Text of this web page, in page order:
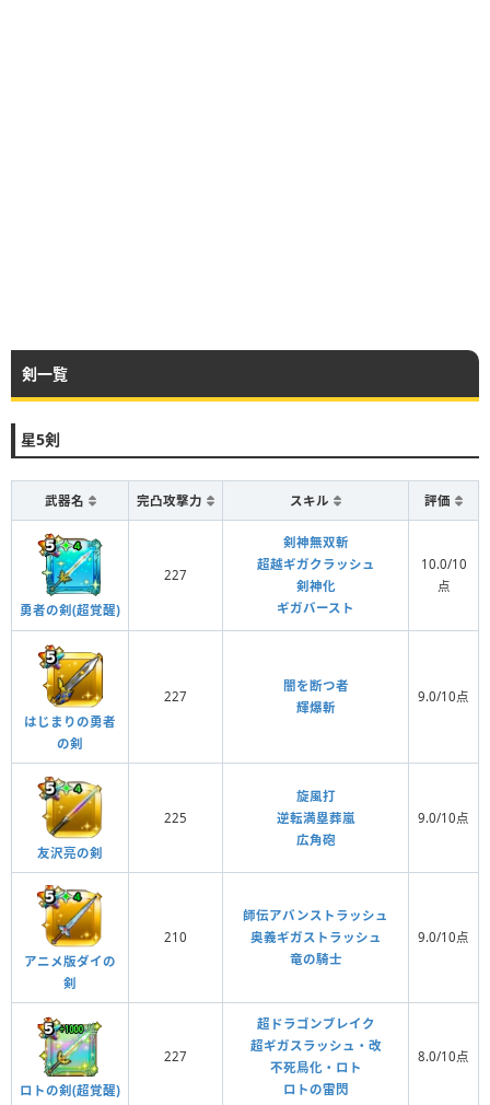
剣一覧
星5剣
武器名 完凸攻撃力 スキル 評価
勇者の剣(超覚醒)
227
剣神無双斬
超越ギガクラッシュ
剣神化
ギガバースト
10.0/10
点
はじまりの勇者
の剣
227
闇を断つ者
輝爆斬
9.0/10点
友沢亮の剣
225
旋風打
逆転満塁葬嵐
広角砲
9.0/10点
アニメ版ダイの
剣
210
師伝アバンストラッシュ
奥義ギガストラッシュ
竜の騎士
9.0/10点
ロトの剣(超覚醒)
227
超ドラゴンブレイク
超ギガスラッシュ・改
不死鳥化・ロト
ロトの雷閃
8.0/10点